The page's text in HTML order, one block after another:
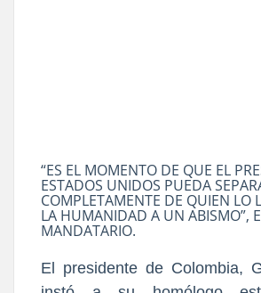
“ES EL MOMENTO DE QUE EL
ESTADOS UNIDOS PUEDA
COMPLETAMENTE DE QUIEN LO
LA HUMANIDAD A UN ABISMO”,
MANDATARIO.
El presidente de Colombia,